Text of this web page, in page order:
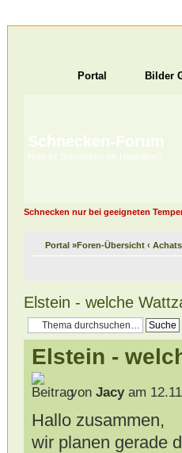
Portal Bilder
Schnecken-Forum
Habt ihr Schnecken als Haustiere?
Schnecken nur bei geeigneten
Portal»Foren-Übersicht ‹
Elstein - welche
Elstein -
von Jacyam
Hallo zusammen,
wir planen gerade